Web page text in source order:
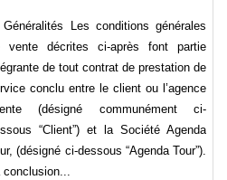
Les conditions générales
vente décrites ci-après font partie
de tout contrat de prestation de
conclu entre le client ou l’agence
(désigné communément ci-
“Client”) et la Société Agenda
(désigné ci-dessous “Agenda Tour”).
conclusion...